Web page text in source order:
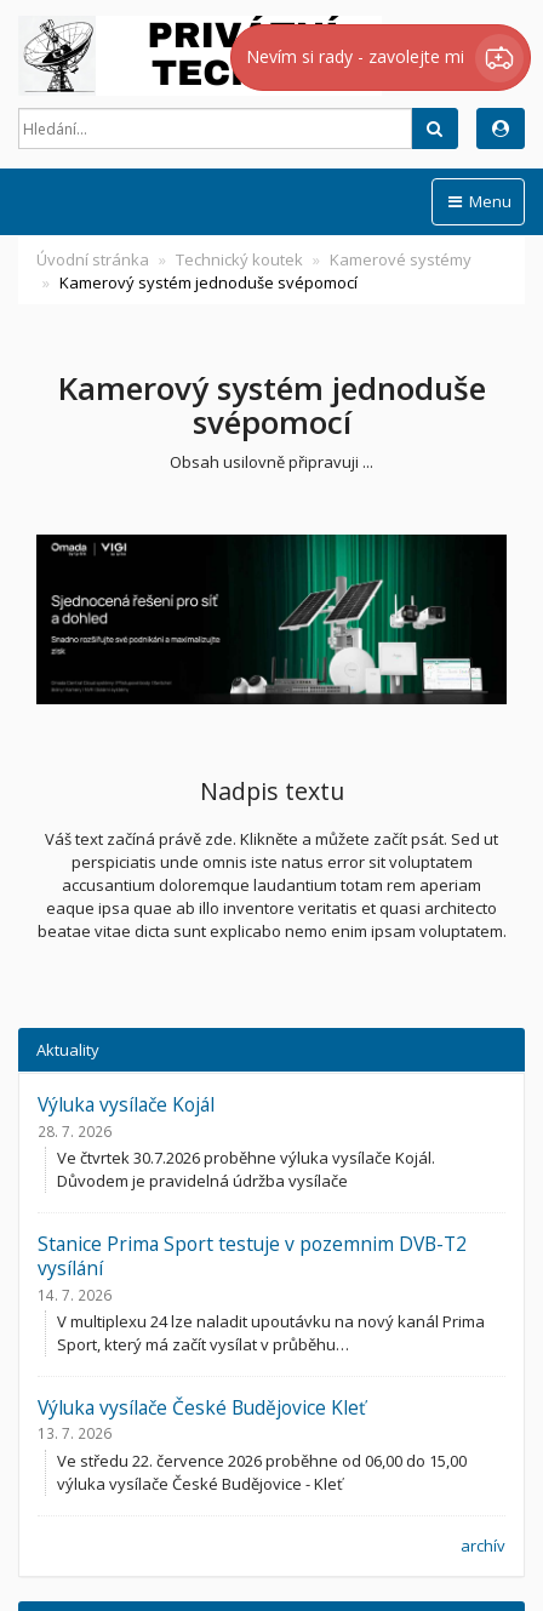
Nevím si rady - zavolejte mi
Menu
Úvodní stránka Technický koutek
Kamerové systémy
Kamerový systém jednoduše svépomocí
Kamerový systém jednoduše
svépomocí
Obsah usilovně připravuji ...
Nadpis textu
Váš text začíná právě zde. Klikněte a můžete začít psát. Sed ut
perspiciatis unde omnis iste natus error sit voluptatem
accusantium doloremque laudantium totam rem aperiam
eaque ipsa quae ab illo inventore veritatis et quasi architecto
beatae vitae dicta sunt explicabo nemo enim ipsam voluptatem.
Aktuality
Výluka vysílače Kojál
28. 7. 2026
Ve čtvrtek 30.7.2026 proběhne výluka vysílače Kojál.
Důvodem je pravidelná údržba vysílače
Stanice Prima Sport testuje v pozemnim DVB-T2
vysílání
14. 7. 2026
V multiplexu 24 lze naladit upoutávku na nový kanál Prima
Sport, který má začít vysílat v průběhu…
Výluka vysílače České Budějovice Kleť
13. 7. 2026
Ve středu 22. července 2026 proběhne od 06,00 do 15,00
výluka vysílače České Budějovice - Kleť
archív